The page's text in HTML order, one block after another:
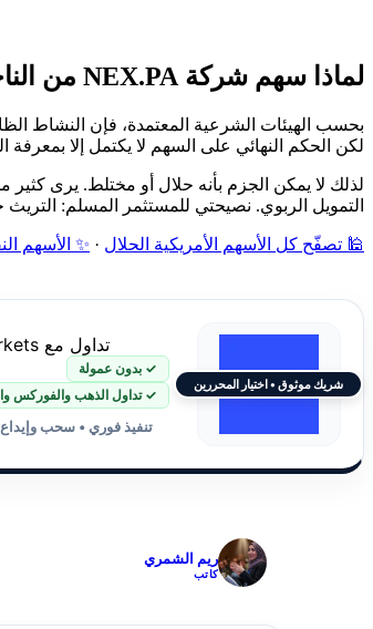
لماذا سهم شركة NEX.PA من الناحية الشرعية غير محدد؟
لكن الحكم النهائي على السهم لا يكتمل إلا بمعرفة
لذلك لا يمكن الجزم بأنه حلال أو مختلط. يرى
التمويل الربوي. نصيحتي للمستثمر المسلم:
🕌 تصفّح كل الأسهم الأمريكية الحلال · ✨ الأسهم
شريك موثوق • اختيار المحررين
تداول مع JustMarkets
✓ بدون عمولة
✓ تداول الذهب والفوركس
تنفيذ فوري • سحب
ريم الشمري
كاتب